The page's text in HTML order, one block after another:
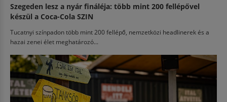
Szegeden lesz a nyár fináléja: több mint 200 fellépővel
készül a Coca-Cola SZIN
Tucatnyi színpadon több mint 200 fellépő, nemzetközi headlinerek és a
hazai zenei élet meghatározó...